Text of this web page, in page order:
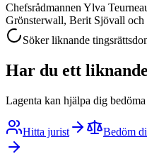
Chefsrådmannen Ylva
Grönsterwall, Berit Sjövall och
Söker liknande
Har du ett
Lagenta kan hjälpa dig
Hitta jurist Bedöm